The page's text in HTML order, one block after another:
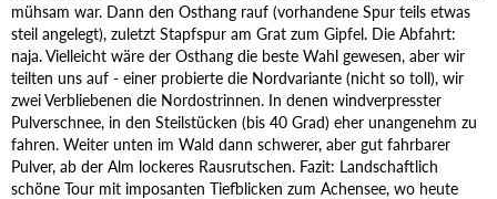
mühsam war. Dann den Osthang rauf (vorhandene Spur teils etwas
steil angelegt), zuletzt Stapfspur am Grat zum Gipfel. Die Abfahrt:
naja. Vielleicht wäre der Osthang die beste Wahl gewesen, aber wir
teilten uns auf - einer probierte die Nordvariante (nicht so toll), wir
zwei Verbliebenen die Nordostrinnen. In denen windverpresster
Pulverschnee, in den Steilstücken (bis 40 Grad) eher unangenehm zu
fahren. Weiter unten im Wald dann schwerer, aber gut fahrbarer
Pulver, ab der Alm lockeres Rausrutschen. Fazit: Landschaftlich
schöne Tour mit imposanten Tiefblicken zum Achensee, wo heute